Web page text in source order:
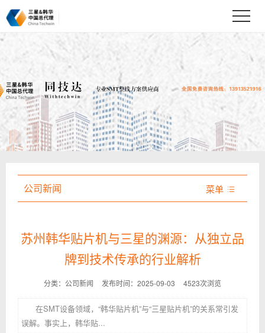
公司新闻 菜单 
苏州韩华贴片机与三星的渊源：从独立品
牌到技术传承的行业解析
分类：公司新闻 发布时间：2025-09-03 4523次浏览
在SMT设备领域，“韩华贴片机”与“三星贴片机”的关系常引发
误解。事实上，韩华贴...